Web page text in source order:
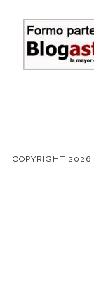
COPYRIGHT 2026